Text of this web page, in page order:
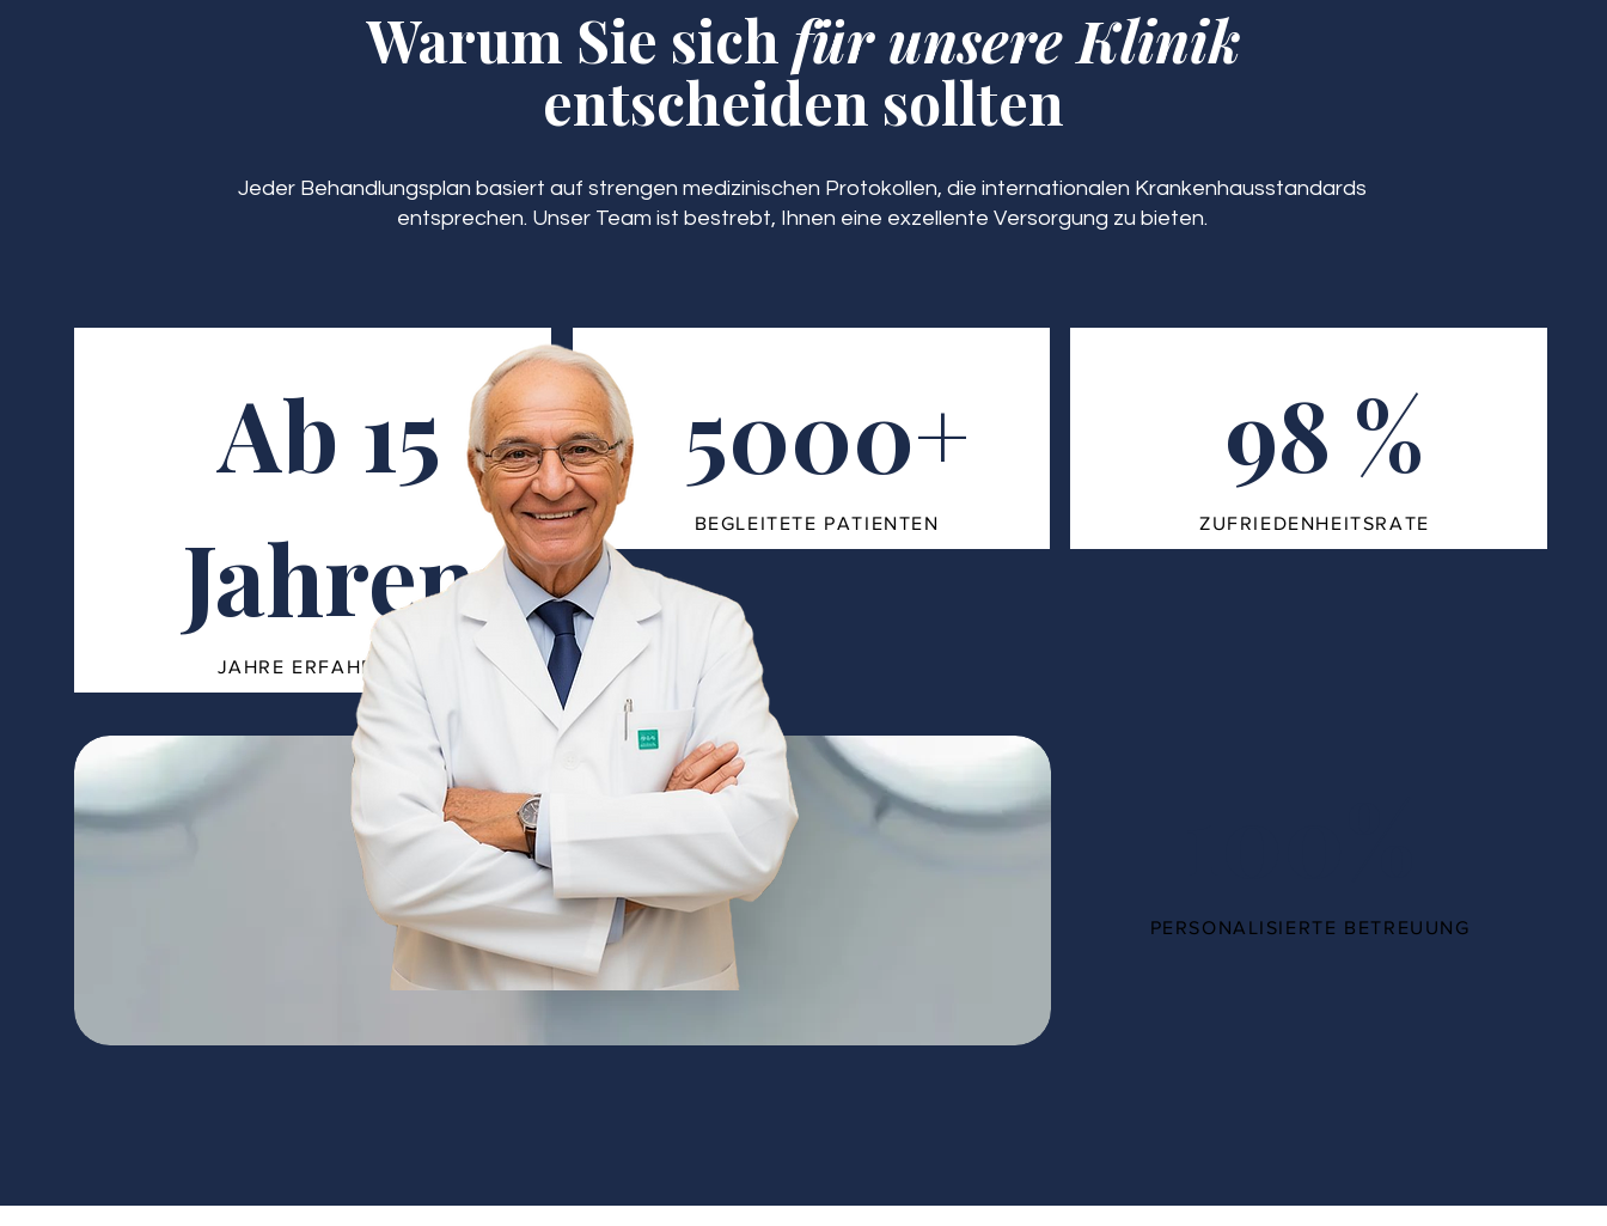
Warum Sie sich für unsere Klinik
entscheiden sollten
Jeder Behandlungsplan basiert auf strengen medizinischen Protokollen, die internationalen Krankenhausstandards
entsprechen. Unser Team ist bestrebt, Ihnen eine exzellente Versorgung zu bieten.
Ab 15
Jahren
JAHRE ERFAHRUNG
5000+
BEGLEITETE PATIENTEN
98 %
ZUFRIEDENHEITSRATE
PERSONALISIERTE BETREUUNG